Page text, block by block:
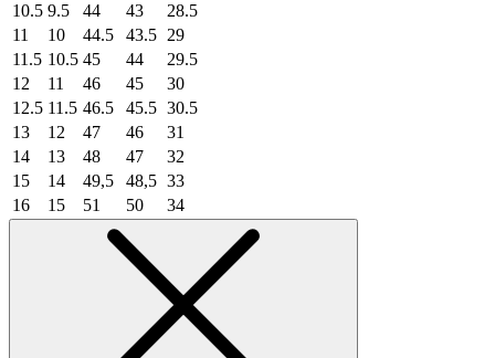
10.5 9.5 44 43
28.5
11
10 44.5 43.5 29
11.5 10.5 45 44
29.5
12
11 46 45
30
12.5 11.5 46.5 45.5 30.5
13
12 47 46
31
14
13 48 47
32
15
14 49,5 48,5 33
16
15 51 50 34